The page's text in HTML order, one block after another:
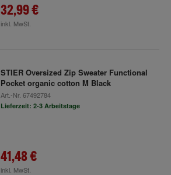
32,99 €
inkl. MwSt.
STIER Oversized Zip Sweater Functional
Pocket organic cotton M Black
Art.-Nr. 67492784
Lieferzeit: 2-3 Arbeitstage
41,48 €
inkl. MwSt.